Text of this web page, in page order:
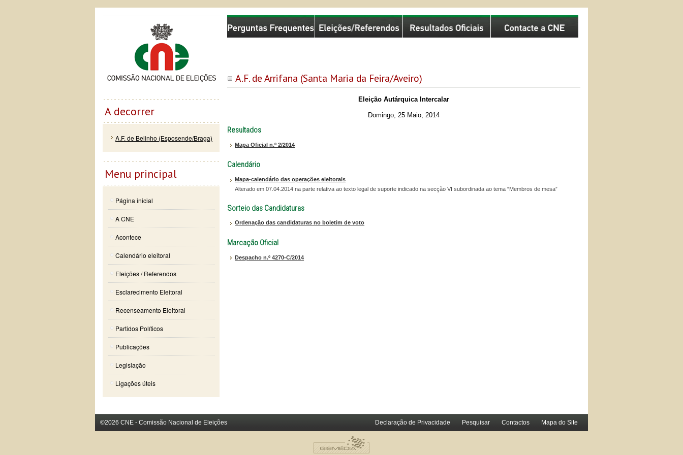
A.F. de Arrifana (Santa Maria da Feira/Aveiro)
Eleição Autárquica Intercalar
Domingo, 25 Maio, 2014
Resultados
Mapa Oficial n.º 2/2014
Calendário
Mapa-calendário das operações eleitorais
Alterado em 07.04.2014 na parte relativa ao texto legal de suporte indicado na secção VI subordinada ao tema “Membros de mesa”
Sorteio das Candidaturas
Ordenação das candidaturas no boletim de voto
Marcação Oficial
Despacho n.º 4270-C/2014
Comissão Nacional de Eleições
A decorrer
A.F. de Belinho (Esposende/Braga)
Menu principal
Página inicial
A CNE
Acontece
Calendário eleitoral
Eleições / Referendos
Esclarecimento Eleitoral
Recenseamento Eleitoral
Partidos Políticos
Publicações
Legislação
Ligações úteis
©2026 CNE - Comissão Nacional de Eleições Declaração de Privacidade Pesquisar Contactos Mapa do Site